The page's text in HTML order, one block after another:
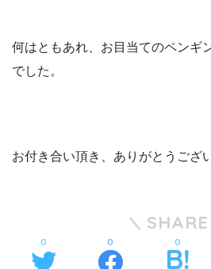
何はともあれ、お目当てのペンギ
でした。
お付き合い頂き、ありがとうござ
SHARE
0 0 0